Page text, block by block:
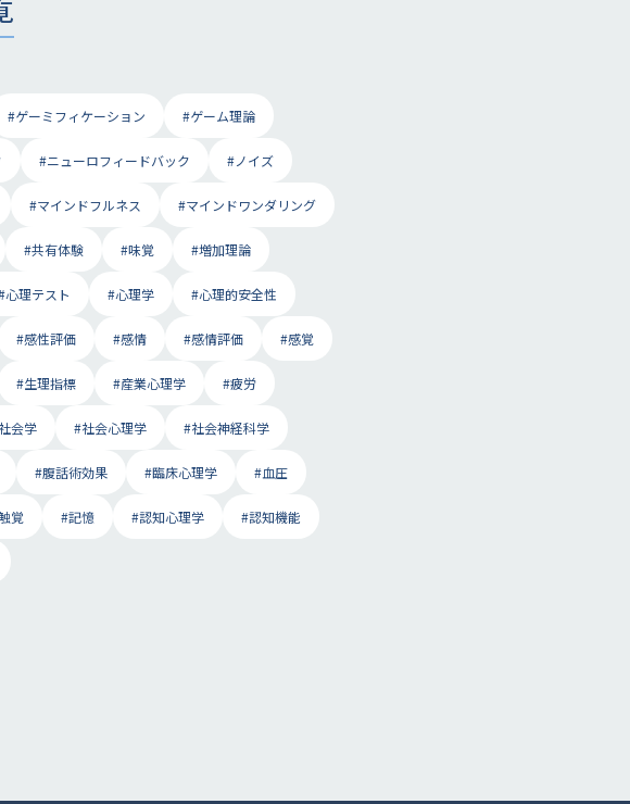
#ゲーミフィケーション #ゲーム理論
#ニューロフィードバック #ノイズ
#マインドフルネス #マインドワンダリング
#共有体験 #味覚 #増加理論
心理テスト #心理学 #心理的安全性
#感性評価 #感情 #感情評価 #感覚
#生理指標 #産業心理学 #疲労
会学 #社会心理学 #社会神経科学
#腹話術効果 #臨床心理学 #血圧
覚 #記憶 #認知心理学 #認知機能